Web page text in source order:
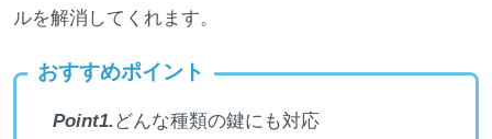
ルを解消してくれます。
おすすめポイント
Point1.どんな種類の鍵にも対応